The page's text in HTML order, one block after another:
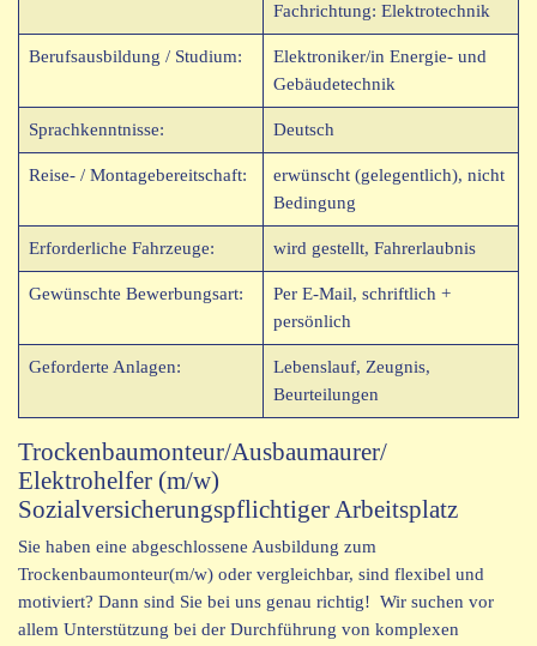
Fachrichtung: Elektrotechnik
Berufsausbildung / Studium:
Elektroniker/in Energie- und
Gebäudetechnik
Sprachkenntnisse: Deutsch
Reise- / Montagebereitschaft:
erwünscht (gelegentlich), nicht
Bedingung
Erforderliche Fahrzeuge: wird gestellt, Fahrerlaubnis
Gewünschte Bewerbungsart:
Per E-Mail, schriftlich +
persönlich
Geforderte Anlagen:
Lebenslauf, Zeugnis,
Beurteilungen
Trockenbaumonteur/Ausbaumaurer/
Elektrohelfer (m/w)
Sozialversicherungspflichtiger Arbeitsplatz
Sie haben eine abgeschlossene Ausbildung zum
Trockenbaumonteur(m/w) oder vergleichbar, sind flexibel und
motiviert? Dann sind Sie bei uns genau richtig! Wir suchen vor
allem Unterstützung bei der Durchführung von komplexen